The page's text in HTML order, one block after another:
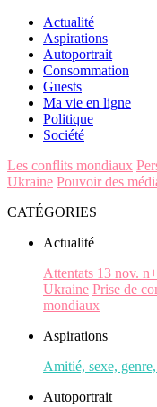
Actualité
Aspirations
Autoportrait
Consommation
Guests
Ma vie en ligne
Politique
Société
Les conflits mondiaux
Ukraine Pouvoir des
CATÉGORIES
Actualité
Attentats 13 nov.
Ukraine Prise de
mondiaux
Aspirations
Amitié, sexe,
Autoportrait